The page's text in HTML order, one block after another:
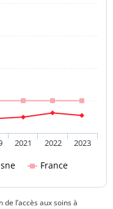
France
2021 2022 2023
l’accès aux soins à